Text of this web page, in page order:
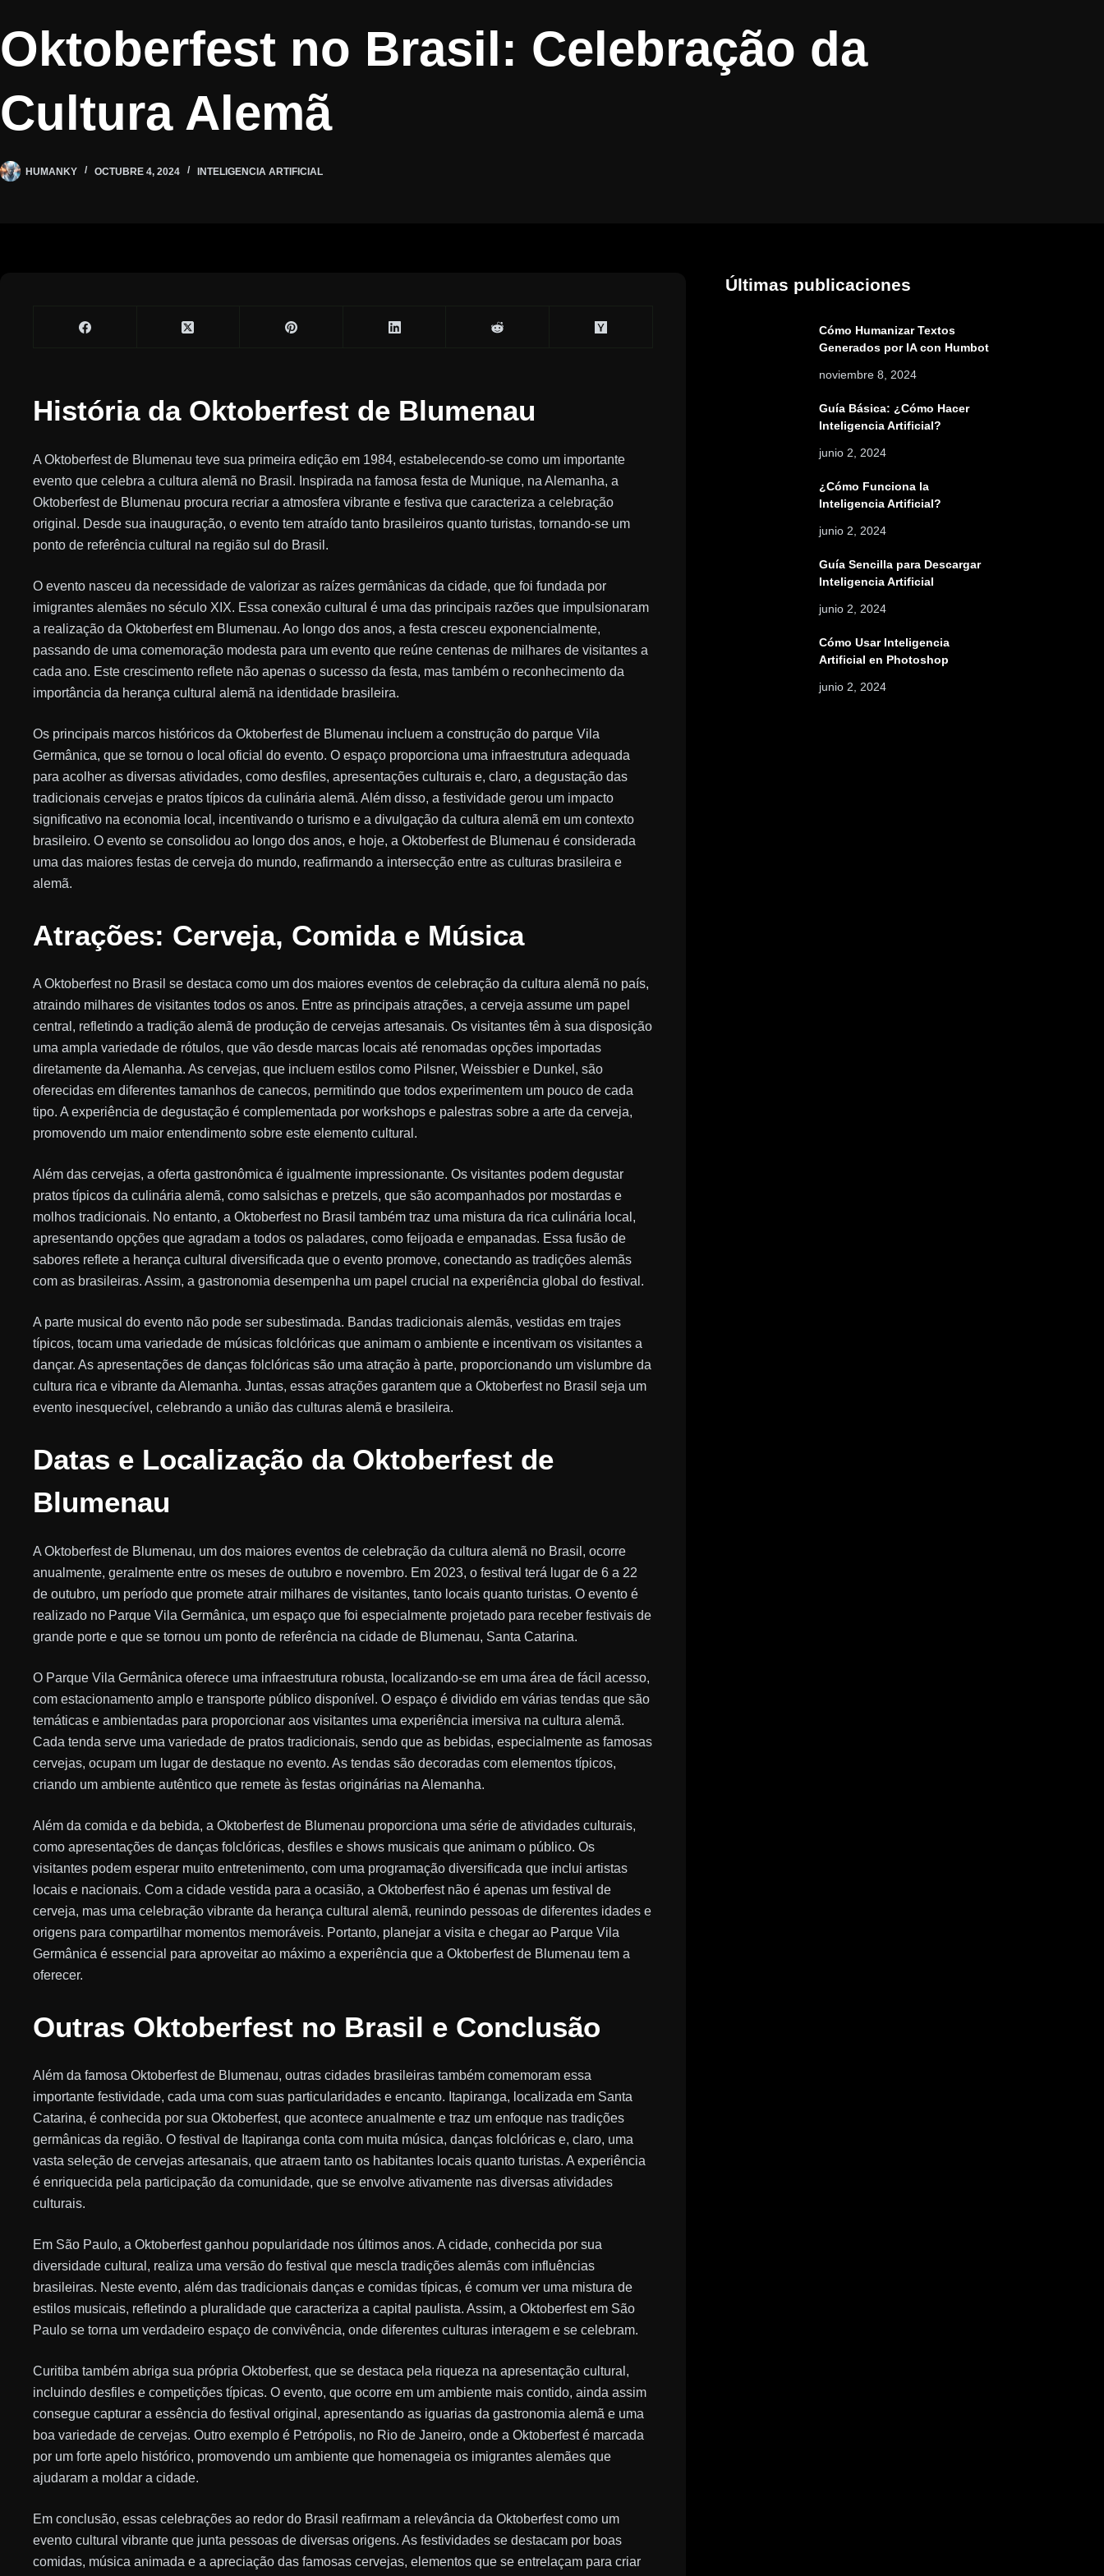
Oktoberfest no Brasil: Celebração da
Cultura Alemã
HUMANKY OCTUBRE 4, 2024 INTELIGENCIA ARTIFICIAL
História da Oktoberfest de Blumenau
A Oktoberfest de Blumenau teve sua primeira edição em 1984, estabelecendo-se como um importante
evento que celebra a cultura alemã no Brasil. Inspirada na famosa festa de Munique, na Alemanha, a
Oktoberfest de Blumenau procura recriar a atmosfera vibrante e festiva que caracteriza a celebração
original. Desde sua inauguração, o evento tem atraído tanto brasileiros quanto turistas, tornando-se um
ponto de referência cultural na região sul do Brasil.
O evento nasceu da necessidade de valorizar as raízes germânicas da cidade, que foi fundada por
imigrantes alemães no século XIX. Essa conexão cultural é uma das principais razões que impulsionaram
a realização da Oktoberfest em Blumenau. Ao longo dos anos, a festa cresceu exponencialmente,
passando de uma comemoração modesta para um evento que reúne centenas de milhares de visitantes a
cada ano. Este crescimento reflete não apenas o sucesso da festa, mas também o reconhecimento da
importância da herança cultural alemã na identidade brasileira.
Os principais marcos históricos da Oktoberfest de Blumenau incluem a construção do parque Vila
Germânica, que se tornou o local oficial do evento. O espaço proporciona uma infraestrutura adequada
para acolher as diversas atividades, como desfiles, apresentações culturais e, claro, a degustação das
tradicionais cervejas e pratos típicos da culinária alemã. Além disso, a festividade gerou um impacto
significativo na economia local, incentivando o turismo e a divulgação da cultura alemã em um contexto
brasileiro. O evento se consolidou ao longo dos anos, e hoje, a Oktoberfest de Blumenau é considerada
uma das maiores festas de cerveja do mundo, reafirmando a intersecção entre as culturas brasileira e
alemã.
Atrações: Cerveja, Comida e Música
A Oktoberfest no Brasil se destaca como um dos maiores eventos de celebração da cultura alemã no país,
atraindo milhares de visitantes todos os anos. Entre as principais atrações, a cerveja assume um papel
central, refletindo a tradição alemã de produção de cervejas artesanais. Os visitantes têm à sua disposição
uma ampla variedade de rótulos, que vão desde marcas locais até renomadas opções importadas
diretamente da Alemanha. As cervejas, que incluem estilos como Pilsner, Weissbier e Dunkel, são
oferecidas em diferentes tamanhos de canecos, permitindo que todos experimentem um pouco de cada
tipo. A experiência de degustação é complementada por workshops e palestras sobre a arte da cerveja,
promovendo um maior entendimento sobre este elemento cultural.
Além das cervejas, a oferta gastronômica é igualmente impressionante. Os visitantes podem degustar
pratos típicos da culinária alemã, como salsichas e pretzels, que são acompanhados por mostardas e
molhos tradicionais. No entanto, a Oktoberfest no Brasil também traz uma mistura da rica culinária local,
apresentando opções que agradam a todos os paladares, como feijoada e empanadas. Essa fusão de
sabores reflete a herança cultural diversificada que o evento promove, conectando as tradições alemãs
com as brasileiras. Assim, a gastronomia desempenha um papel crucial na experiência global do festival.
A parte musical do evento não pode ser subestimada. Bandas tradicionais alemãs, vestidas em trajes
típicos, tocam uma variedade de músicas folclóricas que animam o ambiente e incentivam os visitantes a
dançar. As apresentações de danças folclóricas são uma atração à parte, proporcionando um vislumbre da
cultura rica e vibrante da Alemanha. Juntas, essas atrações garantem que a Oktoberfest no Brasil seja um
evento inesquecível, celebrando a união das culturas alemã e brasileira.
Datas e Localização da Oktoberfest de
Blumenau
A Oktoberfest de Blumenau, um dos maiores eventos de celebração da cultura alemã no Brasil, ocorre
anualmente, geralmente entre os meses de outubro e novembro. Em 2023, o festival terá lugar de 6 a 22
de outubro, um período que promete atrair milhares de visitantes, tanto locais quanto turistas. O evento é
realizado no Parque Vila Germânica, um espaço que foi especialmente projetado para receber festivais de
grande porte e que se tornou um ponto de referência na cidade de Blumenau, Santa Catarina.
O Parque Vila Germânica oferece uma infraestrutura robusta, localizando-se em uma área de fácil acesso,
com estacionamento amplo e transporte público disponível. O espaço é dividido em várias tendas que são
temáticas e ambientadas para proporcionar aos visitantes uma experiência imersiva na cultura alemã.
Cada tenda serve uma variedade de pratos tradicionais, sendo que as bebidas, especialmente as famosas
cervejas, ocupam um lugar de destaque no evento. As tendas são decoradas com elementos típicos,
criando um ambiente autêntico que remete às festas originárias na Alemanha.
Além da comida e da bebida, a Oktoberfest de Blumenau proporciona uma série de atividades culturais,
como apresentações de danças folclóricas, desfiles e shows musicais que animam o público. Os
visitantes podem esperar muito entretenimento, com uma programação diversificada que inclui artistas
locais e nacionais. Com a cidade vestida para a ocasião, a Oktoberfest não é apenas um festival de
cerveja, mas uma celebração vibrante da herança cultural alemã, reunindo pessoas de diferentes idades e
origens para compartilhar momentos memoráveis. Portanto, planejar a visita e chegar ao Parque Vila
Germânica é essencial para aproveitar ao máximo a experiência que a Oktoberfest de Blumenau tem a
oferecer.
Outras Oktoberfest no Brasil e Conclusão
Além da famosa Oktoberfest de Blumenau, outras cidades brasileiras também comemoram essa
importante festividade, cada uma com suas particularidades e encanto. Itapiranga, localizada em Santa
Catarina, é conhecida por sua Oktoberfest, que acontece anualmente e traz um enfoque nas tradições
germânicas da região. O festival de Itapiranga conta com muita música, danças folclóricas e, claro, uma
vasta seleção de cervejas artesanais, que atraem tanto os habitantes locais quanto turistas. A experiência
é enriquecida pela participação da comunidade, que se envolve ativamente nas diversas atividades
culturais.
Em São Paulo, a Oktoberfest ganhou popularidade nos últimos anos. A cidade, conhecida por sua
diversidade cultural, realiza uma versão do festival que mescla tradições alemãs com influências
brasileiras. Neste evento, além das tradicionais danças e comidas típicas, é comum ver uma mistura de
estilos musicais, refletindo a pluralidade que caracteriza a capital paulista. Assim, a Oktoberfest em São
Paulo se torna um verdadeiro espaço de convivência, onde diferentes culturas interagem e se celebram.
Curitiba também abriga sua própria Oktoberfest, que se destaca pela riqueza na apresentação cultural,
incluindo desfiles e competições típicas. O evento, que ocorre em um ambiente mais contido, ainda assim
consegue capturar a essência do festival original, apresentando as iguarias da gastronomia alemã e uma
boa variedade de cervejas. Outro exemplo é Petrópolis, no Rio de Janeiro, onde a Oktoberfest é marcada
por um forte apelo histórico, promovendo um ambiente que homenageia os imigrantes alemães que
ajudaram a moldar a cidade.
Em conclusão, essas celebrações ao redor do Brasil reafirmam a relevância da Oktoberfest como um
evento cultural vibrante que junta pessoas de diversas origens. As festividades se destacam por boas
comidas, música animada e a apreciação das famosas cervejas, elementos que se entrelaçam para criar
Últimas publicaciones
Cómo Humanizar Textos
Generados por IA con Humbot
noviembre 8, 2024
Guía Básica: ¿Cómo Hacer
Inteligencia Artificial?
junio 2, 2024
¿Cómo Funciona la
Inteligencia Artificial?
junio 2, 2024
Guía Sencilla para Descargar
Inteligencia Artificial
junio 2, 2024
Cómo Usar Inteligencia
Artificial en Photoshop
junio 2, 2024